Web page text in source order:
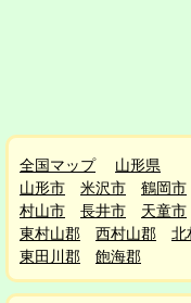
全国マップ
山形県
山形市
米沢市 鶴岡市
村山市
長井市 天童市
東村山郡
西村山郡 北
東田川郡
飽海郡